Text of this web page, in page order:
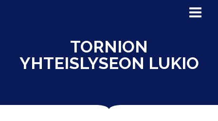
TORNION
YHTEISLYSEON LUKIO